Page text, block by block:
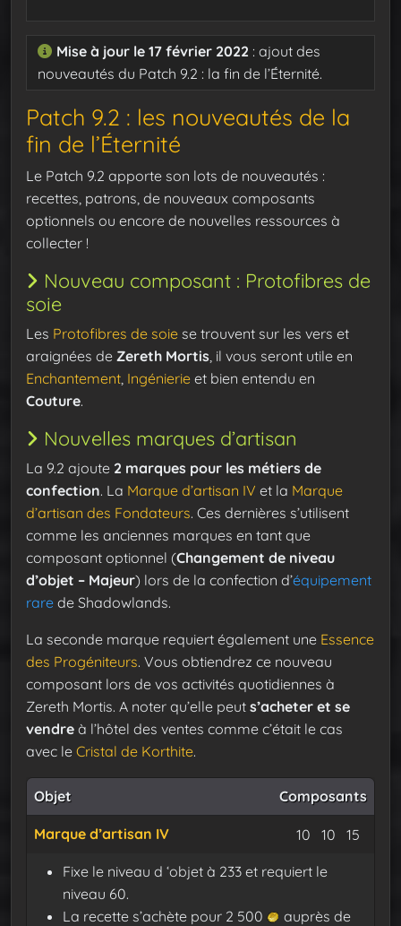
Mise à jour le 17 février 2022 : ajout des
nouveautés du Patch 9.2 : la fin de l’Éternité.
Patch 9.2 : les nouveautés de la
fin de l’Éternité
Le Patch 9.2 apporte son lots de nouveautés :
recettes, patrons, de nouveaux composants
optionnels ou encore de nouvelles ressources à
collecter !
Nouveau composant : Protofibres de
soie
Les Protofibres de soie se trouvent sur les vers et
araignées de Zereth Mortis , il vous seront utile en
Enchantement Ingénierie et bien entendu en
Couture.
Nouvelles marques d’artisan
La 9.2 ajoute 2 marques pour les métiers de
confection. La Marque d’artisan IV et la Marque
d’artisan des Fondateurs. Ces dernières s’utilisent
comme les anciennes marques en tant que
composant optionnel (Changement de niveau
d’objet – Majeur) lors de la confection d’équipement
rare de Shadowlands.
La seconde marque requiert également une Essence
des Progéniteurs. Vous obtiendrez ce nouveau
composant lors de vos activités quotidiennes à
Zereth Mortis. A noter qu’elle peut s’acheter et se
vendre à l’hôtel des ventes comme c’était le cas
avec le Cristal de Korthite.
Objet Composants
Marque d’artisan IV 10 Protofibres
10 Soie
15
Fixe le niveau d ‘objet à 233 et requiert le
niveau 60.
La recette s’achète pour 2 500
auprès de